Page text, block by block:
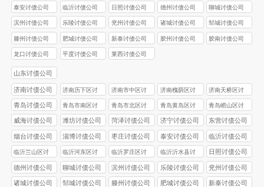
泰安讨债公司 临沂讨债公司 日照讨债公司 德州讨债公司 聊城讨债公司
滨州讨债公司 乐陵讨债公司 兖州讨债公司 诸城讨债公司 邹城讨债公司
滕州讨债公司 肥城讨债公司 新泰讨债公司 胶州讨债公司 胶南讨债公司
龙口讨债公司 平度讨债公司 莱西讨债公司
山东讨债公司
济南讨债公司
济南历下区讨
债公司
济南市中区讨
债公司
济南槐荫区讨
债公司
济南天桥区讨
债公司
青岛讨债公司
青岛市南区讨
债公司
青岛市北区讨
债公司
青岛黄岛区讨
债公司
青岛崂山区讨
债公司
威海讨债公司 潍坊讨债公司 菏泽讨债公司 济宁讨债公司 东营讨债公司
烟台讨债公司 淄博讨债公司 枣庄讨债公司 泰安讨债公司 临沂讨债公司
临沂兰山区讨
债公司
临沂河东区讨
债公司
临沂罗庄区讨
债公司
临沂沂水县讨
债公司
日照讨债公司
德州讨债公司 聊城讨债公司 滨州讨债公司 乐陵讨债公司 兖州讨债公司
诸城讨债公司 邹城讨债公司 滕州讨债公司 肥城讨债公司 新泰讨债公司